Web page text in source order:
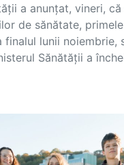
a anunțat, vineri,
de sănătate,
finalul lunii noiembrie,
Sănătății a